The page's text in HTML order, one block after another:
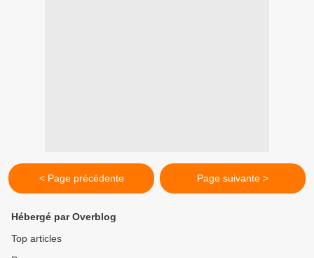
< Page précédente Page suivante >
Hébergé par Overblog
Top articles